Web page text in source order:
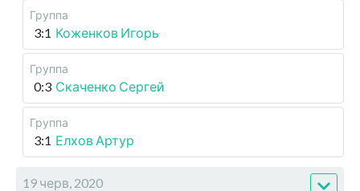
Группа
3:1 Коженков Игорь
Группа
0:3 Скаченко Сергей
Группа
3:1 Елхов Артур
19 черв, 2020